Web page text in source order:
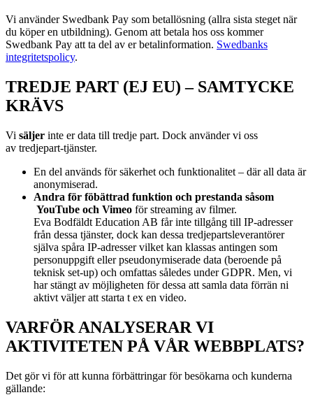
Vi använder Swedbank Pay som betallösning (allra sista steget när
du köper en utbildning). Genom att betala hos oss kommer
Swedbank Pay att ta del av er betalinformation. Swedbanks
integritetspolicy.
TREDJE PART (EJ EU) – SAMTYCKE
KRÄVS
Vi säljer inte er data till tredje part. Dock använder vi oss
av tredjepart-tjänster.
En del används för säkerhet och funktionalitet – där all data är
anonymiserad.
Andra för föbättrad funktion och prestanda såsom
YouTube och Vimeo för streaming av filmer.
Eva Bodfäldt Education AB får inte tillgång till IP-adresser
från dessa tjänster, dock kan dessa tredjepartsleverantörer
själva spåra IP-adresser vilket kan klassas antingen som
personuppgift eller pseudonymiserade data (beroende på
teknisk set-up) och omfattas således under GDPR. Men, vi
har stängt av möjligheten för dessa att samla data förrän ni
aktivt väljer att starta t ex en video.
VARFÖR ANALYSERAR VI
AKTIVITETEN PÅ VÅR WEBBPLATS?
Det gör vi för att kunna förbättringar för besökarna och kunderna
gällande: